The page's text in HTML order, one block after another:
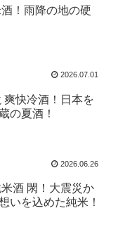
！雨降の地の硬
2026.07.01
爽快冷酒！日本を
の夏酒！
2026.06.26
酒 閖！大震災か
いを込めた純米！